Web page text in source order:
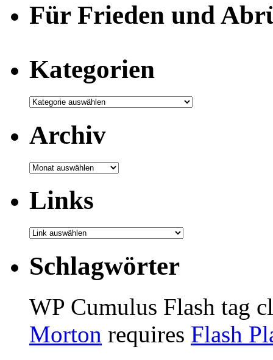
Für Frieden und
Kategorien
Archiv
Archiv
Links
Schlagwörter
WP Cumulus Flash tag
Morton requires Flash